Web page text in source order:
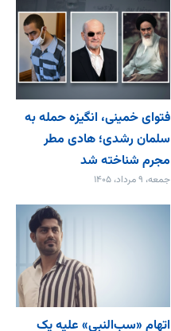
فتوای خمینی، انگیزه حمله به
سلمان رشدی؛ هادی مطر
مجرم شناخته شد
جمعه، ۹ مرداد، ۱۴۰۵
اتهام «سب‌النبی» علیه یک